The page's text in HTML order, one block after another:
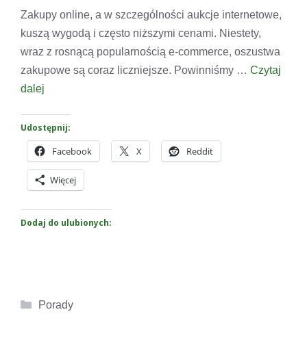
Zakupy online, a w szczególności aukcje internetowe,
kuszą wygodą i często niższymi cenami. Niestety,
wraz z rosnącą popularnością e-commerce, oszustwa
zakupowe są coraz liczniejsze. Powinniśmy … Czytaj
dalej
Udostępnij:
Facebook X Reddit
Więcej
Dodaj do ulubionych:
Kategorie
Porady